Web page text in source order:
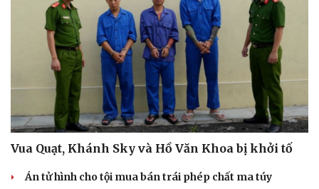
Vua Quạt, Khánh Sky và Hồ Văn Khoa bị khởi tố
Án tử hình cho tội mua bán trái phép chất ma túy